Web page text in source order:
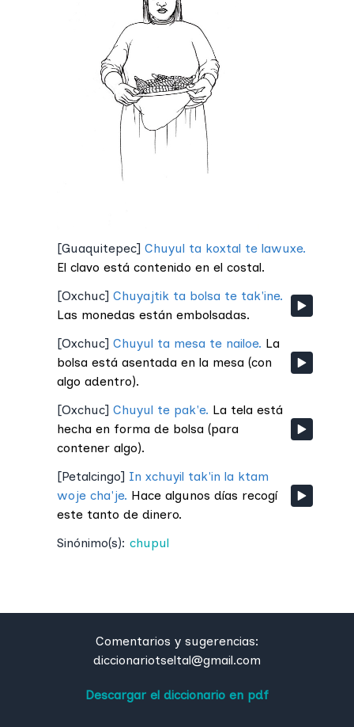
[Guaquitepec] Chuyul ta koxtal te lawuxe.
El clavo está contenido en el costal.
[Oxchuc] Chuyajtik ta bolsa te tak'ine.
Las monedas están embolsadas.
[Oxchuc] Chuyul ta mesa te nailoe. La
bolsa está asentada en la mesa (con
algo adentro).
[Oxchuc] Chuyul te pak'e. La tela está
hecha en forma de bolsa (para
contener algo).
[Petalcingo] In xchuyil tak'in la ktam
woje cha'je. Hace algunos días recogí
este tanto de dinero.
Sinónimo(s): chupul
Comentarios y sugerencias:
diccionariotseltal@gmail.com
Descargar el diccionario en pdf